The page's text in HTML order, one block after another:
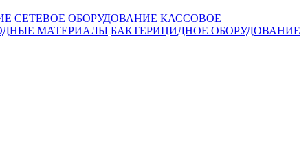
СЕТЕВОЕ ОБОРУДОВАНИЕ КАССОВОЕ
МАТЕРИАЛЫ БАКТЕРИЦИДНОЕ ОБОРУДОВАНИЕ